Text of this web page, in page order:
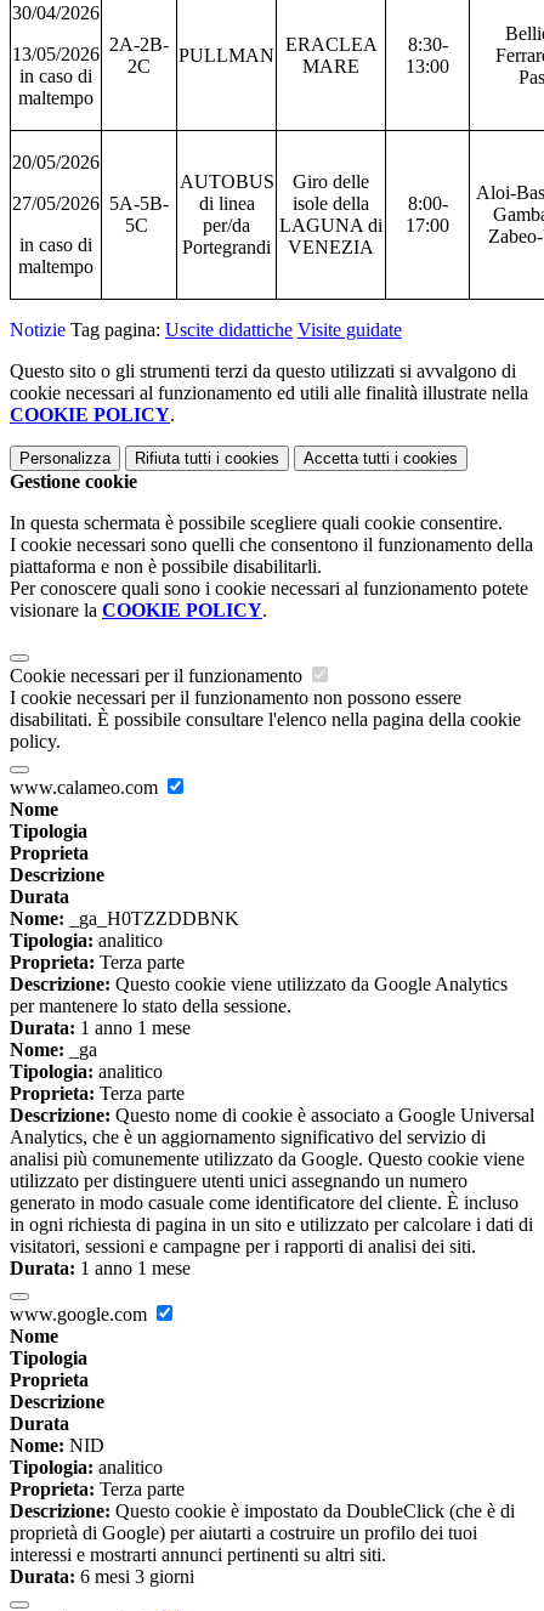
30/04/2026
13/05/2026
in caso di
maltempo
2A-2B-
2C
PULLMAN
ERACLEA
MARE
8:30-
13:00
20/05/2026
27/05/2026
in caso di
maltempo
5A-5B-
5C
AUTOBUS
di linea
per/da
Portegrandi
Giro delle
isole della
LAGUNA di
VENEZIA
8:00-
17:00
Aloi-
Notizie Tag pagina: Uscite didattiche Visite guidate
Questo sito o gli strumenti terzi da questo utilizzati si avvalgono di
cookie necessari al funzionamento ed utili alle finalità illustrate nella
COOKIE POLICY.
Personalizza Rifiuta tutti i cookies Accetta tutti i cookies
Gestione cookie
In questa schermata è possibile scegliere quali cookie consentire.
I cookie necessari sono quelli che consentono il funzionamento della
piattaforma e non è possibile disabilitarli.
Per conoscere quali sono i cookie necessari al funzionamento potete
visionare la COOKIE POLICY.
Cookie necessari per il funzionamento
I cookie necessari per il funzionamento non possono essere
disabilitati. È possibile consultare l'elenco nella pagina della cookie
policy.
www.calameo.com
Nome
Tipologia
Proprieta
Descrizione
Durata
Nome: _ga_H0TZZDDBNK
Tipologia: analitico
Proprieta: Terza parte
Descrizione: Questo cookie viene utilizzato da Google Analytics
per mantenere lo stato della sessione.
Durata: 1 anno 1 mese
Nome: _ga
Tipologia: analitico
Proprieta: Terza parte
Descrizione: Questo nome di cookie è associato a Google Universal
Analytics, che è un aggiornamento significativo del servizio di
analisi più comunemente utilizzato da Google. Questo cookie viene
utilizzato per distinguere utenti unici assegnando un numero
generato in modo casuale come identificatore del cliente. È incluso
in ogni richiesta di pagina in un sito e utilizzato per calcolare i dati di
visitatori, sessioni e campagne per i rapporti di analisi dei siti.
Durata: 1 anno 1 mese
www.google.com
Nome
Tipologia
Proprieta
Descrizione
Durata
Nome: NID
Tipologia: analitico
Proprieta: Terza parte
Descrizione: Questo cookie è impostato da DoubleClick (che è di
proprietà di Google) per aiutarti a costruire un profilo dei tuoi
interessi e mostrarti annunci pertinenti su altri siti.
Durata: 6 mesi 3 giorni